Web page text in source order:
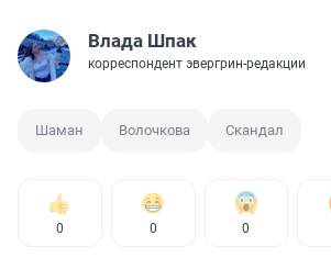
Влада Шпак
корреспондент эвергрин-редакции
Шаман Волочкова Скандал
0 0 0